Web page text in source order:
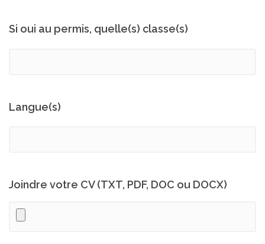
Si oui au permis, quelle(s) classe(s)
Langue(s)
Joindre votre CV (TXT, PDF, DOC ou DOCX)